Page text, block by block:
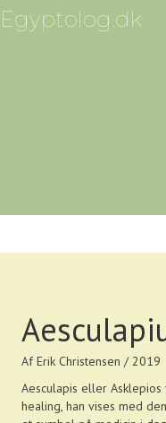
Egyptolog.dk
Af Erik Christensen / 2019
Aesculapis eller
healing, han vises med